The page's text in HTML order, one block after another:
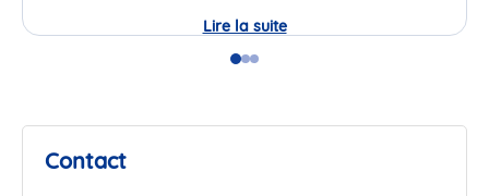
Lire la suiteJournée
Portes
Babilou
GoGoGo
Contact